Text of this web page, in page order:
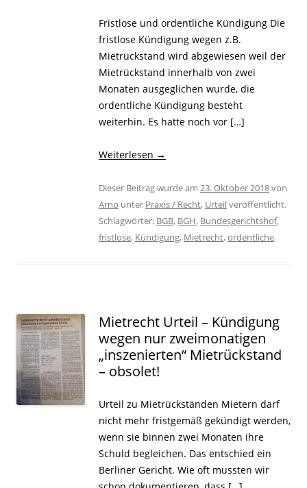
Fristlose und ordentliche Kündigung Die
fristlose Kündigung wegen z.B.
Mietrückstand wird abgewiesen weil der
Mietrückstand innerhalb von zwei
Monaten ausgeglichen wurde, die
ordentliche Kündigung besteht
weiterhin. Es hatte noch vor […]
Weiterlesen →
Dieser Beitrag wurde am 23. Oktober 2018von
Arno unter Praxis / Recht, Urteilveröffentlicht.
Schlagwörter: BGB, BGH, Bundesgerichtshof,
fristlose, Kündigung, Mietrecht,ordentliche.
Mietrecht Urteil – Kündigung
wegen nur zweimonatigen
„inszenierten“ Mietrückstand
– obsolet!
Urteil zu Mietrückständen Mietern darf
nicht mehr fristgemäß gekündigt werden,
wenn sie binnen zwei Monaten ihre
Schuld begleichen. Das entschied ein
Berliner Gericht. Wie oft mussten wir